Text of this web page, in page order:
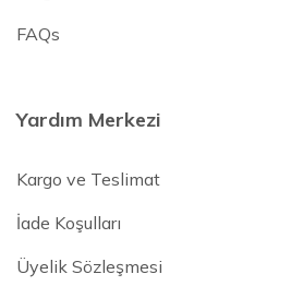
FAQs
Yardım Merkezi
Kargo ve Teslimat
İade Koşulları
Üyelik Sözleşmesi